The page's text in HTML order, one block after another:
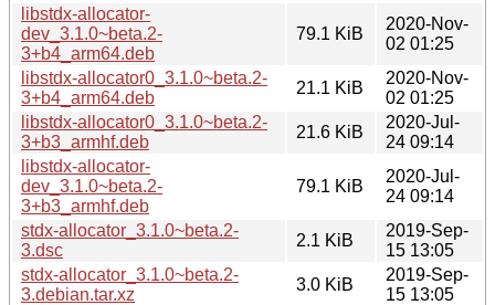
libstdx-allocator-
dev_3.1.0~beta.2-
3+b4_arm64.deb
79.1 KiB
2020-Nov-
02 01:25
libstdx-allocator0_3.1.0~beta.2-
3+b4_arm64.deb
21.1 KiB
2020-Nov-
02 01:25
libstdx-allocator0_3.1.0~beta.2-
3+b3_armhf.deb
21.6 KiB
2020-Jul-
24 09:14
libstdx-allocator-
dev_3.1.0~beta.2-
3+b3_armhf.deb
79.1 KiB
2020-Jul-
24 09:14
stdx-allocator_3.1.0~beta.2-
3.dsc
2.1 KiB
2019-Sep-
15 13:05
stdx-allocator_3.1.0~beta.2-
3.debian.tar.xz
3.0 KiB
2019-Sep-
15 13:05